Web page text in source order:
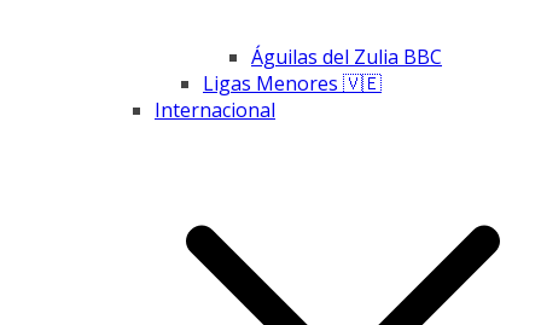
Águilas del Zulia BBC
Ligas Menores 🇻🇪
Internacional